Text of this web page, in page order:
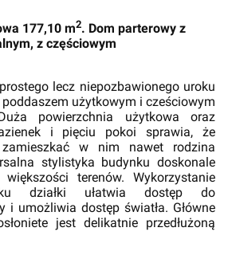
177,10 m2. Dom parterowy z
z częściowym
lecz niepozbawionego uroku
użytkowym i cześciowym
powierzchnia użytkowa oraz
i pięciu pokoi sprawia, że
w nim nawet rodzina
stylistyka budynku doskonale
terenów. Wykorzystanie
działki ułatwia dostęp do
i umożliwia dostęp światła. Główne
jest delikatnie przedłużoną